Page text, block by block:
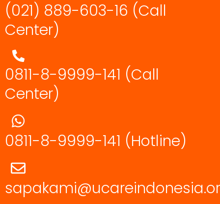
(021) 889-603-16 (Call
Center)
0811-8-9999-141 (Call
Center)
0811-8-9999-141 (Hotline)